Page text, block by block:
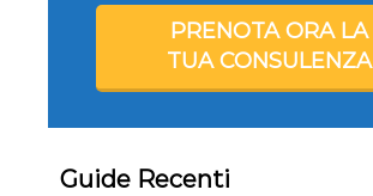
PRENOTA ORA LA
TUA CONSULENZA
Guide Recenti